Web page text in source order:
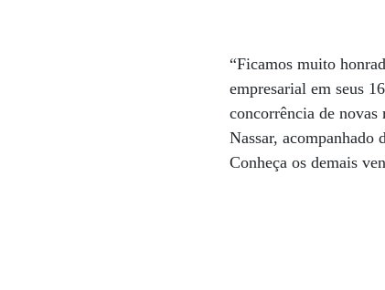
“Ficamos muito
empresarial em seus
concorrência de
Nassar,
Conheça os demais